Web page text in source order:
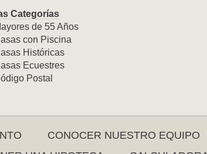
Categorías
de 55 Años
con Piscina
Históricas
Ecuestres
Postal
CONOCER NUESTRO EQUIPO